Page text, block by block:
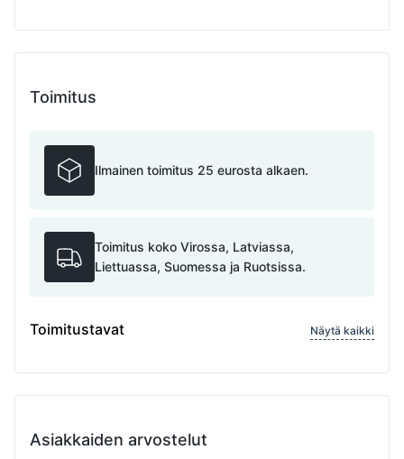
Toimitus
Ilmainen toimitus 25 eurosta alkaen.
Toimitus koko Virossa, Latviassa,
Liettuassa, Suomessa ja Ruotsissa.
Toimitustavat Näytä kaikki
Asiakkaiden arvostelut